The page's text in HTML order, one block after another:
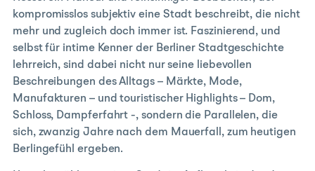
kompromisslos subjektiv eine Stadt beschreibt, die nicht
mehr und zugleich doch immer ist. Faszinierend, und
selbst für intime Kenner der Berliner Stadtgeschichte
lehrreich, sind dabei nicht nur seine liebevollen
Beschreibungen des Alltags – Märkte, Mode,
Manufakturen – und touristischer Highlights – Dom,
Schloss, Dampferfahrt -, sondern die Parallelen, die
sich, zwanzig Jahre nach dem Mauerfall, zum heutigen
Berlingefühl ergeben.